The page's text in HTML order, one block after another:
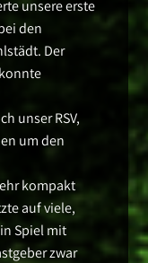
unsere erste
den
Der
unser RSV,
um den
kompakt
auf viele,
Spiel mit
zwar